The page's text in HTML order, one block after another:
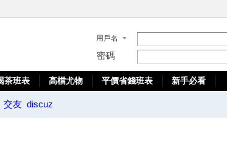
用戶名
密碼
茶班表 高檔尤物 平價省錢班表
新手必看
交友 discuz